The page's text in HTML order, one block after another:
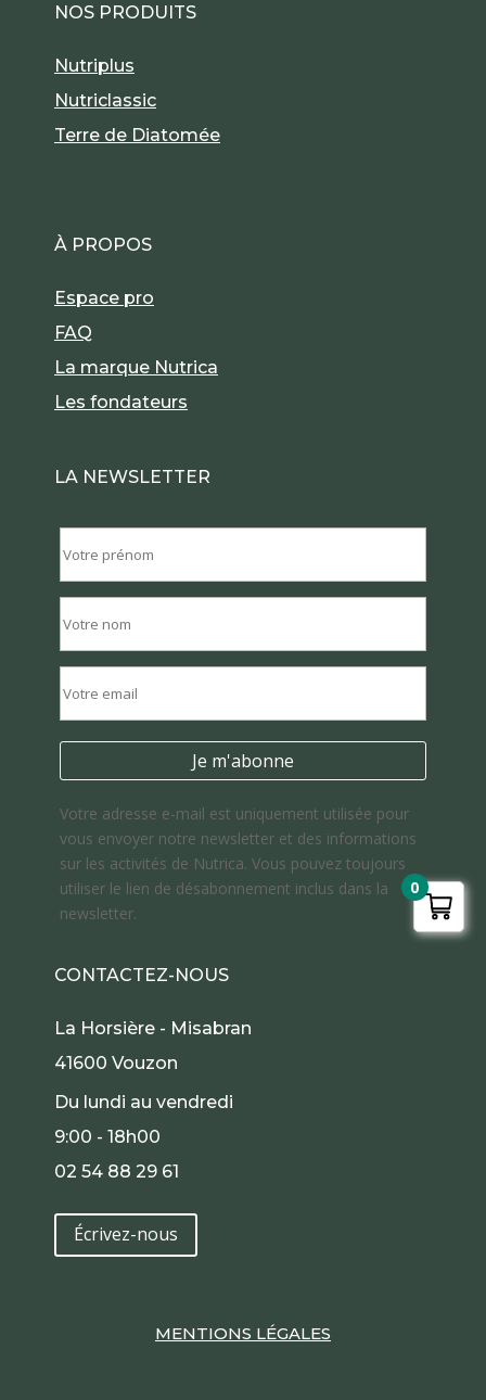
NOS PRODUITS
Nutriplus
Nutriclassic
Terre de Diatomée
À PROPOS
Espace pro
FAQ
La marque Nutrica
Les fondateurs
LA NEWSLETTER
Votre adresse e-mail est uniquement utilisée pour
vous envoyer notre newsletter et des informations
sur les activités de Nutrica. Vous pouvez toujours
utiliser le lien de désabonnement inclus dans la
newsletter.
CONTACTEZ-NOUS
La Horsière - Misabran
41600 Vouzon
Du lundi au vendredi
9:00 - 18h00
02 54 88 29 61
Écrivez-nous
MENTIONS LÉGALES
0